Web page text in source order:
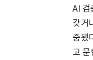
AI 검
갖거
중됐
고